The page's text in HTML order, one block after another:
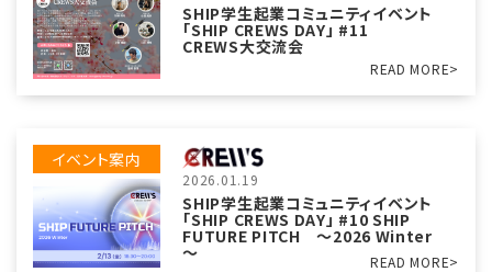
SHIP学生起業コミュニティイベント
「SHIP CREWS DAY」 #11
CREWS大交流会
READ MORE>
イベント案内
2026.01.19
SHIP学生起業コミュニティイベント
「SHIP CREWS DAY」 #10 SHIP
FUTURE PITCH ～2026 Winter
～ READ MORE>